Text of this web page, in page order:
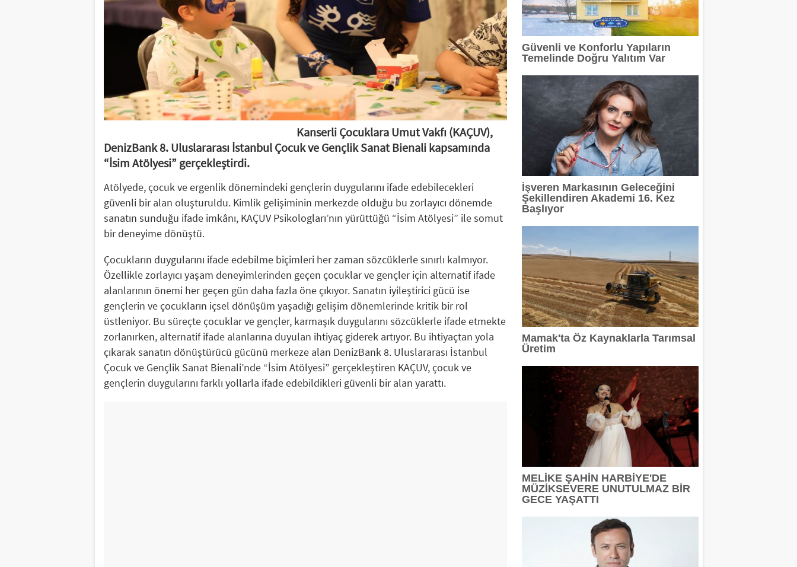
15:07: Lexus'ta LBX ve RX Performance Hybrid Modellerinde Özel Fiyat Avantajı
: Demet Akalın, Sefo ve LVBEL C5 Bodrum'u Salladı
13:35: Mars Logistics'in Yalova Gümrüğüne Bağlı Antreposu İstanbul'da Hizmet Veriyor
12:43: İçecekten Ara Öğüne Balın Kullanım Alanları Çeşitleniyor
12:42: Murat Dalkılıç'tan yaz sezonuna hızlı dönüş
12:33: Makine Dairesi,AI-Native Prodüksiyon Yaklaşımıyla Markalara Yeni Bir Üretim Modeli Sunuyor
: Daikin'den Akıllı İklimlendirmede Yeni Dönem: Madoka Plus Türkiye'de
Kanserli Çocuklara Umut Vakfı (KAÇUV),
DenizBank 8. Uluslararası İstanbul Çocuk ve Gençlik Sanat Bienali kapsamında
“İsim Atölyesi” gerçekleştirdi.
Atölyede, çocuk ve ergenlik dönemindeki gençlerin duygularını ifade edebilecekleri
güvenli bir alan oluşturuldu. Kimlik gelişiminin merkezde olduğu bu zorlayıcı dönemde
sanatın sunduğu ifade imkânı, KAÇUV Psikologları’nın yürüttüğü “İsim Atölyesi” ile somut
bir deneyime dönüştü.
Çocukların duygularını ifade edebilme biçimleri her zaman sözcüklerle sınırlı kalmıyor.
Özellikle zorlayıcı yaşam deneyimlerinden geçen çocuklar ve gençler için alternatif ifade
alanlarının önemi her geçen gün daha fazla öne çıkıyor. Sanatın iyileştirici gücü ise
gençlerin ve çocukların içsel dönüşüm yaşadığı gelişim dönemlerinde kritik bir rol
üstleniyor. Bu süreçte çocuklar ve gençler, karmaşık duygularını sözcüklerle ifade etmekte
zorlanırken, alternatif ifade alanlarına duyulan ihtiyaç giderek artıyor. Bu ihtiyaçtan yola
çıkarak sanatın dönüştürücü gücünü merkeze alan DenizBank 8. Uluslararası İstanbul
Çocuk ve Gençlik Sanat Bienali’nde “İsim Atölyesi” gerçekleştiren KAÇUV, çocuk ve
gençlerin duygularını farklı yollarla ifade edebildikleri güvenli bir alan yarattı.
Güvenli ve Konforlu Yapıların
Temelinde Doğru Yalıtım Var
İşveren Markasının Geleceğini
Şekillendiren Akademi 16. Kez
Başlıyor
Mamak'ta Öz Kaynaklarla Tarımsal
Üretim
MELİKE ŞAHİN HARBİYE'DE
MÜZİKSEVERE UNUTULMAZ BİR
GECE YAŞATTI